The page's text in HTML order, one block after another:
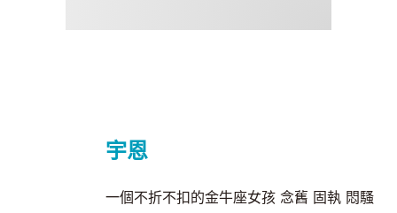
宇恩
一個不折不扣的金牛座女孩 念舊 固執 悶騷